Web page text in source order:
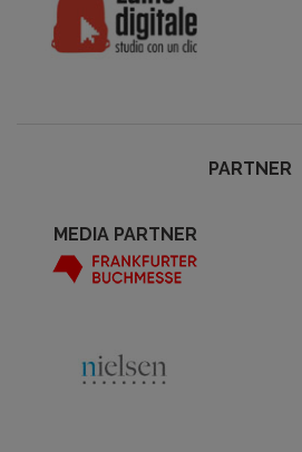
PARTNER
MEDIA PARTNER